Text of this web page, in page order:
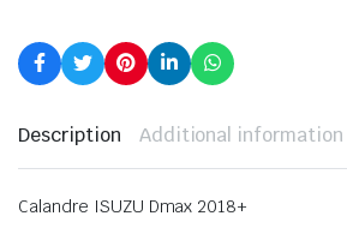
Description Additional information
Calandre ISUZU Dmax 2018+